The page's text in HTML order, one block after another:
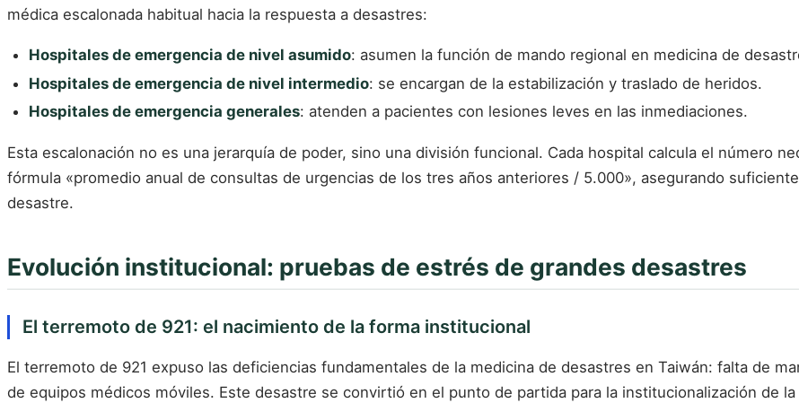
médica escalonada habitual hacia la respuesta a desastres:
Hospitales de emergencia de nivel asumido: asumen la función de mando regional en medicina de
Hospitales de emergencia de nivel intermedio: se encargan de la estabilización y traslado de heridos.
Hospitales de emergencia generales: atenden a pacientes con lesiones leves en las inmediaciones.
Esta escalonación no es una jerarquía de poder, sino una división funcional. Cada hospital calcula el número
fórmula «promedio anual de consultas de urgencias de los tres años anteriores / 5.000», asegurando
desastre.
Evolución institucional: pruebas de estrés de grandes desastres
El terremoto de 921: el nacimiento de la forma institucional
El terremoto de 921 expuso las deficiencias fundamentales de la medicina de desastres en Taiwán: falta de
de equipos médicos móviles. Este desastre se convirtió en el punto de partida para la institucionalización de